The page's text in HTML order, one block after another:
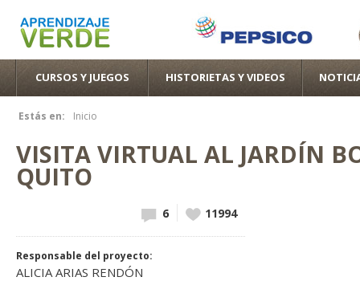
CURSOS Y JUEGOS HISTORIETAS Y VIDEOS
Estás en:
Se encuentra usted aquí
Inicio
VISITA VIRTUAL AL JARDÍN
QUITO
11994
Vote up!
6
Responsable del proyecto:
ALICIA ARIAS RENDÓN